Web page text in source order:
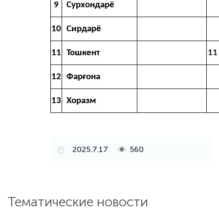
9 Сурхондарё
10 Сирдарё
11 Тошкент
12 Фарғона
13 Хоразм
2025.7.17 560
Тематические новости